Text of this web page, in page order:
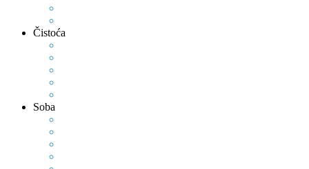
Čistoća
Soba